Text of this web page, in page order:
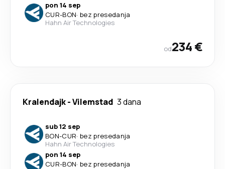
pon 14 sep
CUR-BON· bez presedanja
Hahn Air Technologies
od234 €
Kralendajk-Vilemstad 3 dana
sub 12 sep
BON-CUR· bez presedanja
Hahn Air Technologies
pon 14 sep
CUR-BON· bez presedanja